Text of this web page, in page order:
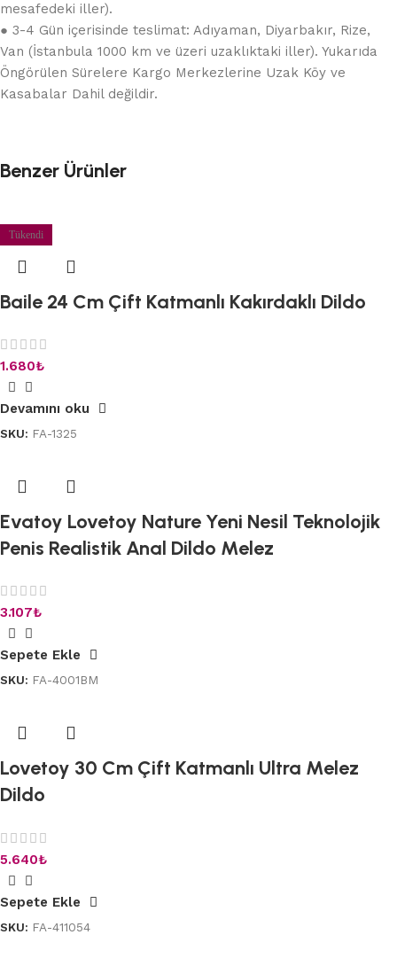
mesafedeki iller).
● 3-4 Gün içerisinde teslimat: Adıyaman, Diyarbakır, Rize,
Van (İstanbula 1000 km ve üzeri uzaklıktaki iller). Yukarıda
Öngörülen Sürelere Kargo Merkezlerine Uzak Köy ve
Kasabalar Dahil değildir.
Benzer Ürünler
Tükendi
Baile 24 Cm Çift Katmanlı Kakırdaklı Dildo
1.680₺
Devamını oku
SKU: FA-1325
Evatoy Lovetoy Nature Yeni Nesil Teknolojik
Penis Realistik Anal Dildo Melez
3.107₺
Sepete Ekle
SKU: FA-4001BM
Lovetoy 30 Cm Çift Katmanlı Ultra Melez
Dildo
5.640₺
Sepete Ekle
SKU: FA-411054